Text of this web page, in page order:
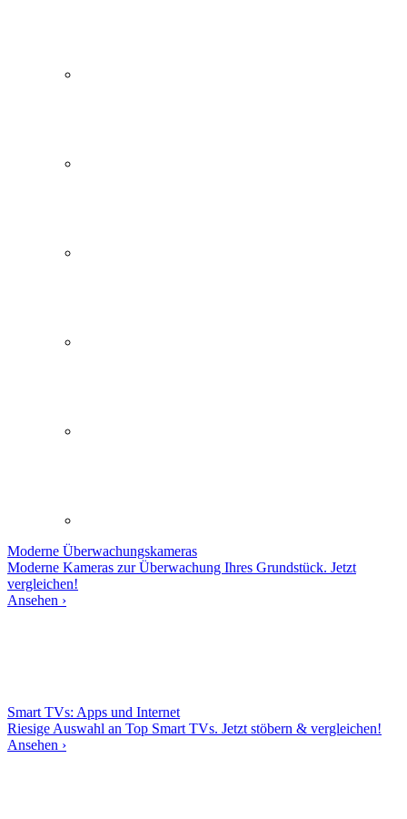
Moderne Überwachungskameras
Moderne Kameras zur Überwachung Ihres Grundstück. Jetzt
vergleichen!
Ansehen ›
Smart TVs: Apps und Internet
Riesige Auswahl an Top Smart TVs. Jetzt stöbern & vergleichen!
Ansehen ›